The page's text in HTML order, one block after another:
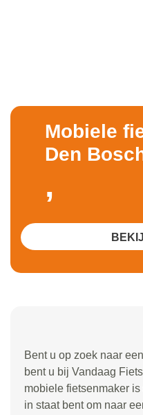
Bent u op zoek naar
bent u bij Vandaag
mobiele fietsenmaker
in staat bent om naar
Mobiele
Den
,